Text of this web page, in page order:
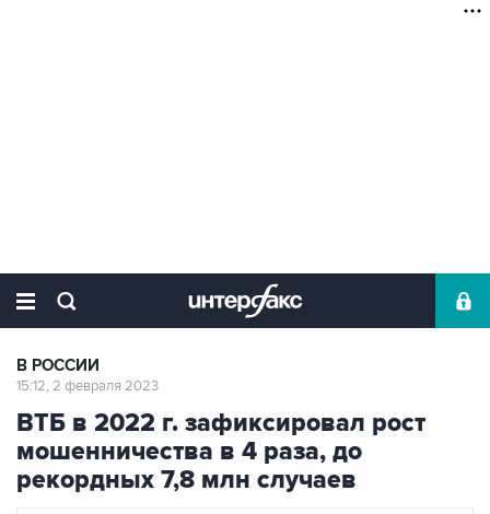
В РОССИИ
15:12, 2 февраля 2023
ВТБ в 2022 г. зафиксировал рост
мошенничества в 4 раза, до
рекордных 7,8 млн случаев